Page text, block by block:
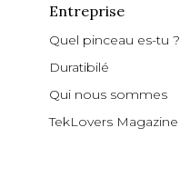
Entreprise
Quel pinceau es-tu ?
Duratibilé
Qui nous sommes
TekLovers Magazine